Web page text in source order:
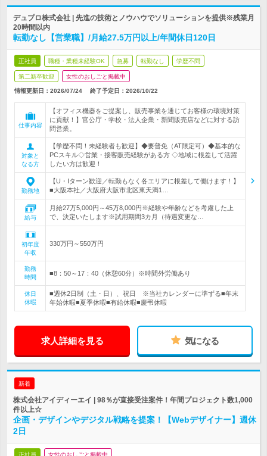
デュプロ株式会社 | 先進の技術とノウハウでソリューションを提供※残業月
20時間以内
転勤なし【営業職】/月給27.5万円以上/年間休日120日
正社員 職種・業種未経験OK 急募 転勤なし 学歴不問
第二新卒歓迎 女性のおしごと掲載中
情報更新日：2026/07/24 終了予定日： 2026/10/22
仕事内容
【オフィス機器をご提案し、販売事業を通じてお客様の環境対策
に貢献！】官公庁・学校・法人企業・新聞販売店などに対する訪
問営業。
対象と
なる方
【学歴不問！未経験者も歓迎】◆要普免（AT限定可）◆基本的な
PCスキル◇営業・接客販売経験がある方 ◇地域に根差して活躍
したい方は歓迎！
勤務地
【U・Iターン歓迎／転勤もなく各エリアに根差して働けます！】
■大阪本社／大阪府大阪市北区東天満1…
給与
月給27万5,000円～45万8,000円※経験や年齢などを考慮した上
で、決定いたします※試用期間3カ月（待遇変更な…
初年度
年収
330万円～550万円
勤務
時間
■8：50～17：40（休憩60分）※時間外労働あり
休日
休暇
■週休2日制（土・日）、祝日 ※当社カレンダーに準ずる■年末
年始休暇■夏季休暇■有給休暇■慶弔休暇
求人詳細を見る 気になる
新着
株式会社アイディーエイ | 98％が直接受注案件！年間プロジェクト数1,000
件以上☆
企画・デザインやデジタル戦略を提案！【Webデザイナー】週休
2日
正社員 女性のおしごと掲載中